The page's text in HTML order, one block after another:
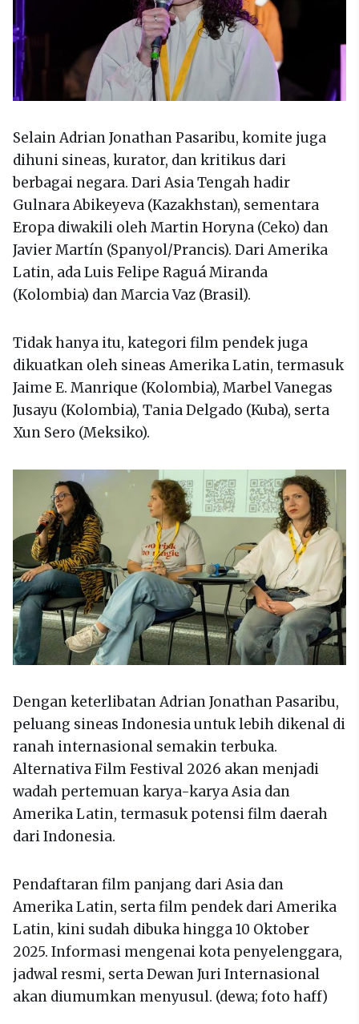
Selain Adrian Jonathan Pasaribu, komite juga
dihuni sineas, kurator, dan kritikus dari
berbagai negara. Dari Asia Tengah hadir
Gulnara Abikeyeva (Kazakhstan), sementara
Eropa diwakili oleh Martin Horyna (Ceko) dan
Javier Martín (Spanyol/Prancis). Dari Amerika
Latin, ada Luis Felipe Raguá Miranda
(Kolombia) dan Marcia Vaz (Brasil).
Tidak hanya itu, kategori film pendek juga
dikuatkan oleh sineas Amerika Latin, termasuk
Jaime E. Manrique (Kolombia), Marbel Vanegas
Jusayu (Kolombia), Tania Delgado (Kuba), serta
Xun Sero (Meksiko).
Dengan keterlibatan Adrian Jonathan Pasaribu,
peluang sineas Indonesia untuk lebih dikenal di
ranah internasional semakin terbuka.
Alternativa Film Festival 2026 akan menjadi
wadah pertemuan karya-karya Asia dan
Amerika Latin, termasuk potensi film daerah
dari Indonesia.
Pendaftaran film panjang dari Asia dan
Amerika Latin, serta film pendek dari Amerika
Latin, kini sudah dibuka hingga 10 Oktober
2025. Informasi mengenai kota penyelenggara,
jadwal resmi, serta Dewan Juri Internasional
akan diumumkan menyusul. (dewa; foto haff)